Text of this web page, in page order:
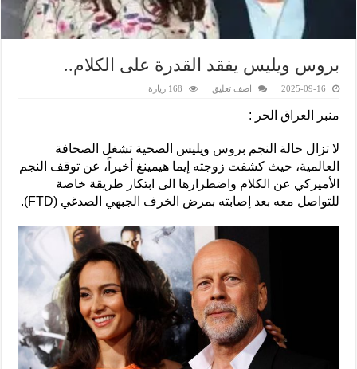
بروس ويليس يفقد القدرة على الكلام..
2025-09-16 اضف تعليق 168 زيارة
منبر العراق الحر :
لا تزال حالة النجم بروس ويليس الصحية تشغل الصحافة
العالمية، حيث كشفت زوجته إيما هيمينغ أخيراً، عن توقف النجم
الأميركي عن الكلام واضطرارها الى ابتكار طريقة خاصة
للتواصل معه بعد إصابته بمرض الخرف الجبهي الصدغي (FTD).